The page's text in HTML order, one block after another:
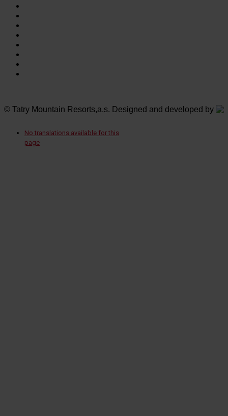
© Tatry Mountain Resorts,a.s. Designed and developed by
No translations available for this
page